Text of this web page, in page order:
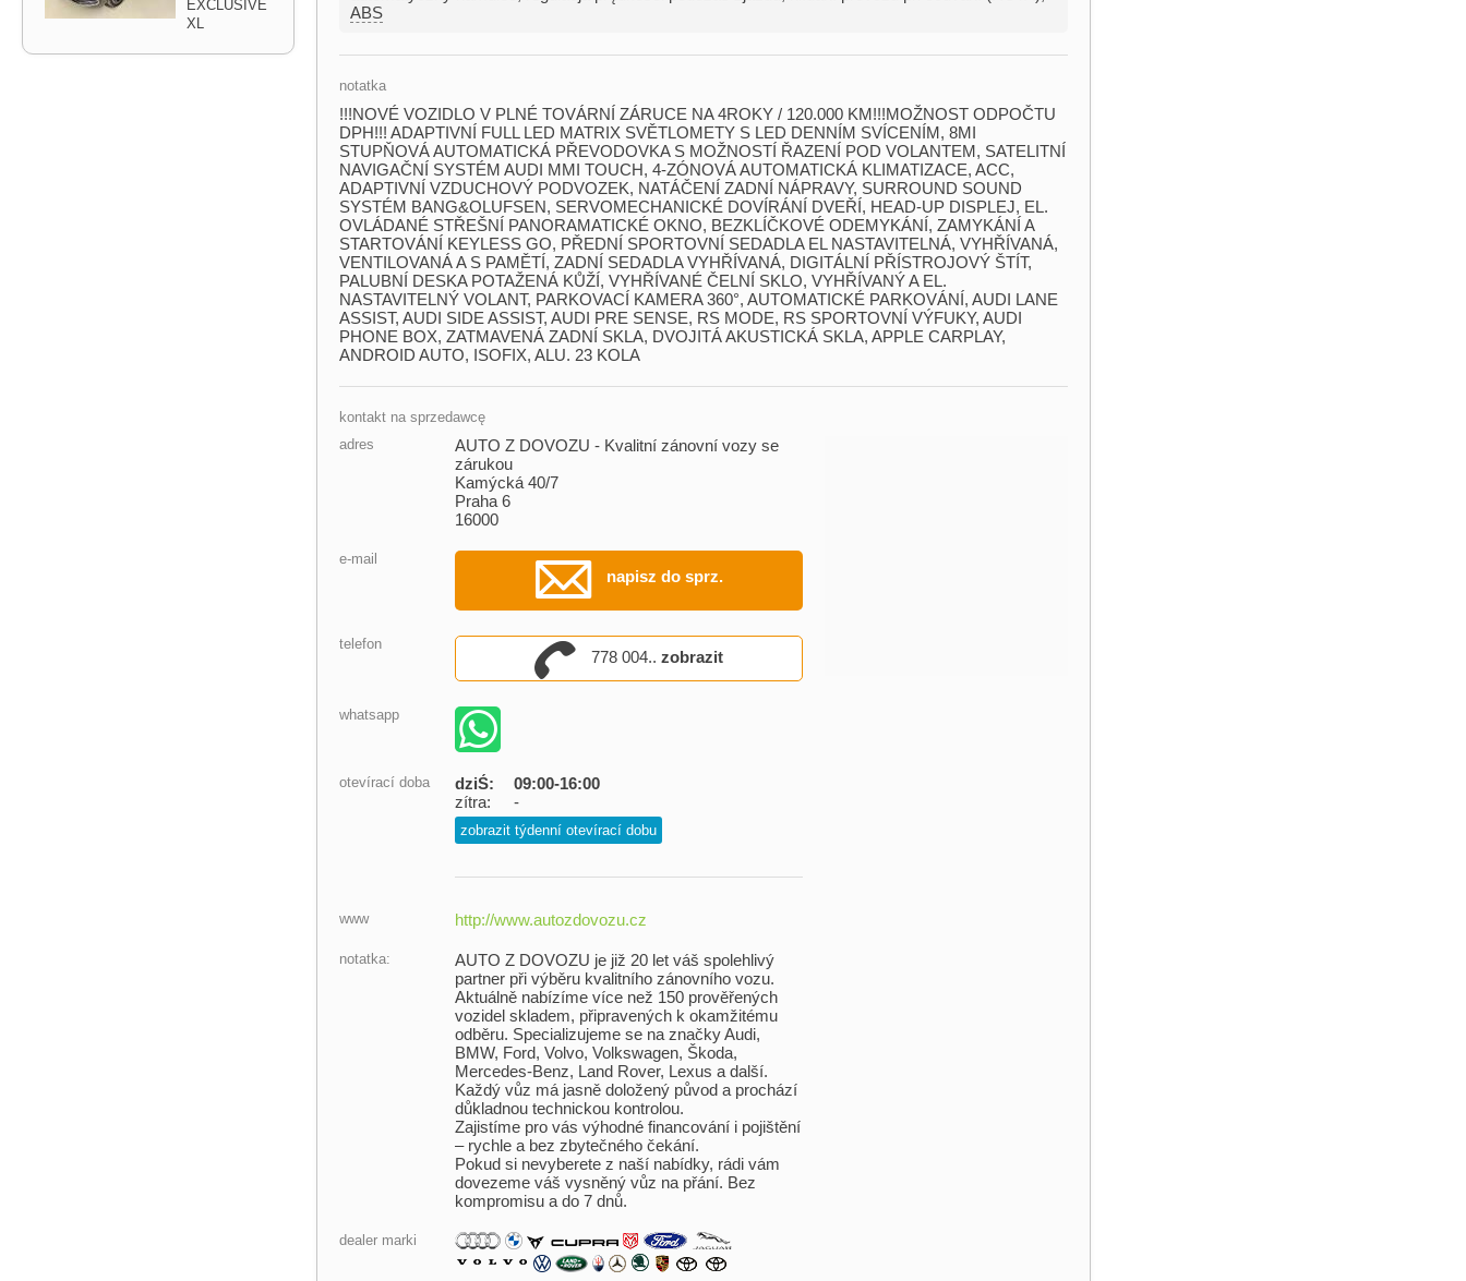
ABS
notatka
!!!NOVÉ VOZIDLO V PLNÉ TOVÁRNÍ ZÁRUCE NA 4ROKY / 120.000 KM!!!MOŽNOST ODPOČTU
DPH!!! ADAPTIVNÍ FULL LED MATRIX SVĚTLOMETY S LED DENNÍM SVÍCENÍM,​ 8MI
STUPŇOVÁ AUTOMATICKÁ PŘEVODOVKA S MOŽNOSTÍ ŘAZENÍ POD VOLANTEM,​ SATELITNÍ
NAVIGAČNÍ SYSTÉM AUDI MMI TOUCH,​ 4​-ZÓNOVÁ AUTOMATICKÁ KLIMATIZACE,​ ACC,​
ADAPTIVNÍ VZDUCHOVÝ PODVOZEK,​ NATÁČENÍ ZADNÍ NÁPRAVY,​ SURROUND SOUND
SYSTÉM BANG&OLUFSEN,​ SERVOMECHANICKÉ DOVÍRÁNÍ DVEŘÍ,​ HEAD​-UP DISPLEJ,​ EL.
OVLÁDANÉ STŘEŠNÍ PANORAMATICKÉ OKNO,​ BEZKLÍČKOVÉ ODEMYKÁNÍ,​ ZAMYKÁNÍ A
STARTOVÁNÍ KEYLESS GO,​ PŘEDNÍ SPORTOVNÍ SEDADLA EL NASTAVITELNÁ,​ VYHŘÍVANÁ,​
VENTILOVANÁ A S PAMĚTÍ,​ ZADNÍ SEDADLA VYHŘÍVANÁ,​ DIGITÁLNÍ PŘÍSTROJOVÝ ŠTÍT,​
PALUBNÍ DESKA POTAŽENÁ KŮŽÍ,​ VYHŘÍVANÉ ČELNÍ SKLO,​ VYHŘÍVANÝ A EL.
NASTAVITELNÝ VOLANT,​ PARKOVACÍ KAMERA 360°,​ AUTOMATICKÉ PARKOVÁNÍ,​ AUDI LANE
ASSIST,​ AUDI SIDE ASSIST,​ AUDI PRE SENSE,​ RS MODE,​ RS SPORTOVNÍ VÝFUKY,​ AUDI
PHONE BOX,​ ZATMAVENÁ ZADNÍ SKLA,​ DVOJITÁ AKUSTICKÁ SKLA,​ APPLE CARPLAY,​
ANDROID AUTO,​ ISOFIX,​ ALU. 23 KOLA
kontakt na sprzedawcę
adres
AUTO Z DOVOZU - Kvalitní zánovní vozy se
zárukou
Kamýcká 40/7
Praha 6
16000
e-mail
napisz do sprz.
telefon
778 004..zobrazit
whatsapp
otevírací doba dziŚ:
09:00-16:00
zítra:
-
zobrazit týdenní otevírací dobu
www http://www.autozdovozu.cz
notatka:
AUTO Z DOVOZU je již 20 let váš spolehlivý
partner při výběru kvalitního zánovního vozu.
Aktuálně nabízíme více než 150 prověřených
vozidel skladem, připravených k okamžitému
odběru. Specializujeme se na značky Audi,
BMW, Ford, Volvo, Volkswagen, Škoda,
Mercedes-Benz, Land Rover, Lexus a další.
Každý vůz má jasně doložený původ a prochází
důkladnou technickou kontrolou.
Zajistíme pro vás výhodné financování i pojištění
– rychle a bez zbytečného čekání.
Pokud si nevyberete z naší nabídky, rádi vám
dovezeme váš vysněný vůz na přání. Bez
kompromisu a do 7 dnů.
dealer marki
EXCLUSIVE
XL